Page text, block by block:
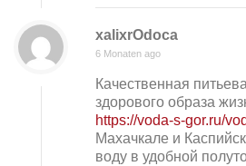
xalixrOdoca
6 Monaten ago
Качественная
здорового образа
https://voda-s-gor.ru/
Махачкале и
воду в удобной